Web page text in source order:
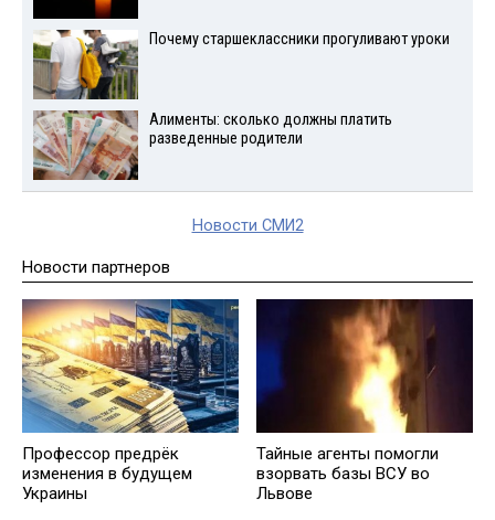
Почему старшеклассники прогуливают уроки
Алименты: сколько должны платить
разведенные родители
Новости СМИ2
Новости партнеров
Профессор предрёк
изменения в будущем
Украины
Тайные агенты помогли
взорвать базы ВСУ во
Львове